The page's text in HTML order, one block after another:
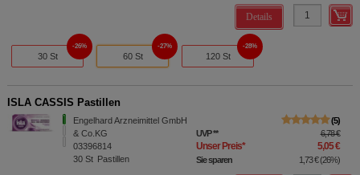
Details
30 St
26%
60 St
27%
120 St
28%
ISLA CASSIS Pastillen
Engelhard Arzneimittel GmbH
& Co.KG
03396814
30 St Pastillen
5
UVP** 6,78 €
Unser Preis* 5,05 €
Sie sparen 1,73 €(26%)